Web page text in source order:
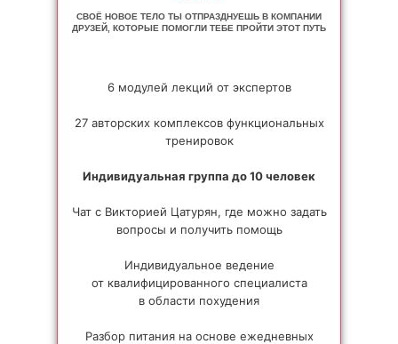
6 модулей лекций от экспертов
27 авторских комплексов функциональных
тренировок
Индивидуальная группа до 10 человек
Чат с Викторией Цатурян, где можно задать
вопросы и получить помощь
Индивидуальное ведение
от квалифицированного специалиста
в области похудения
Разбор питания на основе ежедневных
СВОЁ НОВОЕ ТЕЛО ТЫ ОТПРАЗДНУЕШЬ В КОМПАНИИ
ДРУЗЕЙ, КОТОРЫЕ ПОМОГЛИ ТЕБЕ ПРОЙТИ ЭТОТ ПУТЬ